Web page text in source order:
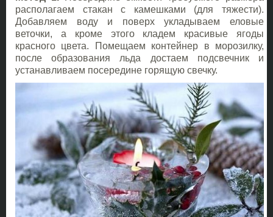
располагаем стакан с камешками (для тяжести).
Добавляем воду и поверх укладываем еловые
веточки, а кроме этого кладем красивые ягоды
красного цвета. Помещаем контейнер в морозилку,
после образования льда достаем подсвечник и
устанавливаем посередине горящую свечку.